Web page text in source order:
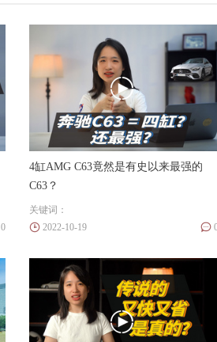
0
4缸AMG C63竟然是有史以来最强的
C63？
关键词：
2022-10-19